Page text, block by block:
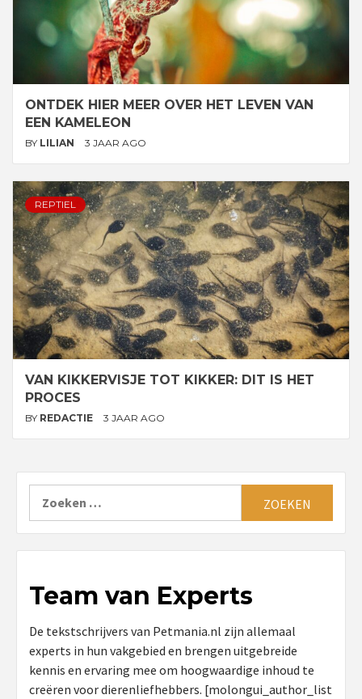
ONTDEK HIER MEER OVER HET LEVEN VAN
EEN KAMELEON
BY LILIAN 3 JAAR AGO
REPTIEL
VAN KIKKERVISJE TOT KIKKER: DIT IS HET
PROCES
BY REDACTIE 3 JAAR AGO
Team van Experts
De tekstschrijvers van Petmania.nl zijn allemaal
experts in hun vakgebied en brengen uitgebreide
kennis en ervaring mee om hoogwaardige inhoud te
creëren voor dierenliefhebbers. [molongui_author_list